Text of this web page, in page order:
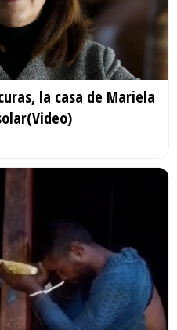
la casa de Mariela